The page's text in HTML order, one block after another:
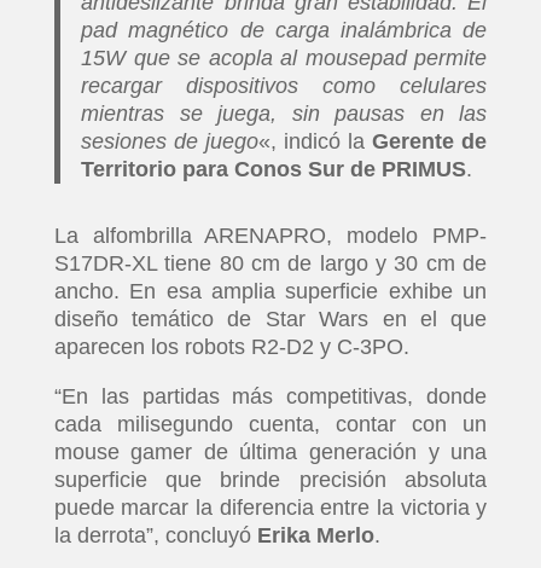
pad magnético de carga inalámbrica de
15W que se acopla al mousepad permite
recargar dispositivos como celulares
mientras se juega, sin pausas en las
sesiones de juego«, indicó laGerente de
Territorio para Conos Sur de PRIMUS.
La alfombrilla ARENAPRO, modelo PMP-
S17DR-XL tiene 80 cm de largo y 30 cm de
ancho. En esa amplia superficie exhibe un
diseño temático de Star Wars en el que
aparecen los robots R2-D2 y C-3PO.
“En las partidas más competitivas, donde
cada milisegundo cuenta, contar con un
mouse gamer de última generación y una
superficie que brinde precisión absoluta
puede marcar la diferencia entre la victoria y
la derrota”, concluyó Erika Merlo.